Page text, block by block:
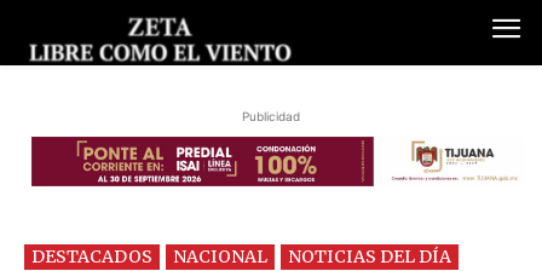
Publicidad
DESTACADOS NACIONAL NOTICIAS DEL DÍA